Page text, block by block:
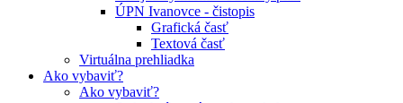
ÚPN Ivanovce - čistopis
Grafická časť
Textová časť
Virtuálna prehliadka
Ako vybaviť?
Ako vybaviť?